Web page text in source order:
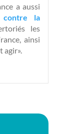
a aussi
contre la
les
ainsi
agir».